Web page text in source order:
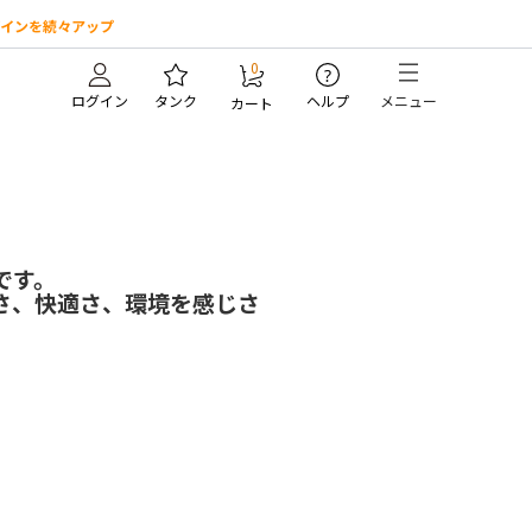
ンを続々アップ
ログイン タンク
0
カート
?
ヘルプ メニュー
。
快適さ、環境を感じさ